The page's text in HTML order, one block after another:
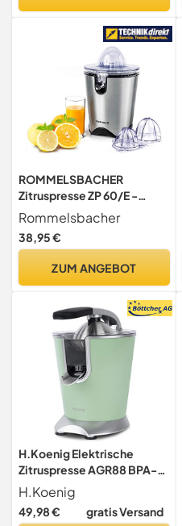
ROMMELSBACHER
Zitruspresse ZP 60/E -
leistungsstarker/leiser
Motor, Edelstahlsieb,
klappbare Auslauftülle,
Presskegel (für große und
Edelstahl
Rommelsbacher
38,95 €
ZUM ANGEBOT
H.Koenig Elektrische
Zitruspresse AGR88 BPA-
frei, Orangen-, Zitronen-,
Grapefruitsaft, Schnell,
Automatisch, Leise,
H.Koenig
49,98 € gratis Versand